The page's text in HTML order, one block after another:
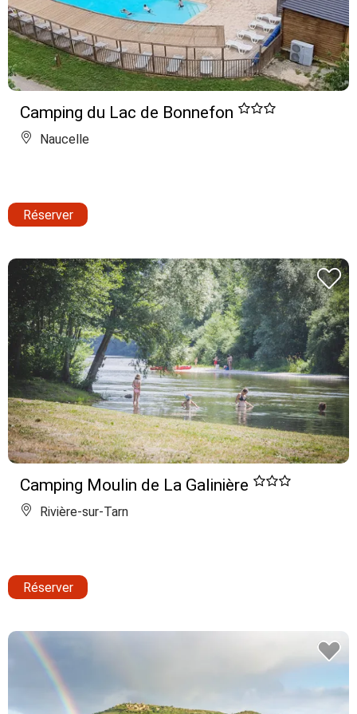
Camping du Lac de Bonnefon
Naucelle
Réserver
Camping Moulin de La Galinière
Rivière-sur-Tarn
Réserver